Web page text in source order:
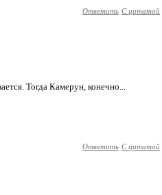
Ответить С цитатой
Тогда Камерун, конечно...
Ответить С цитатой